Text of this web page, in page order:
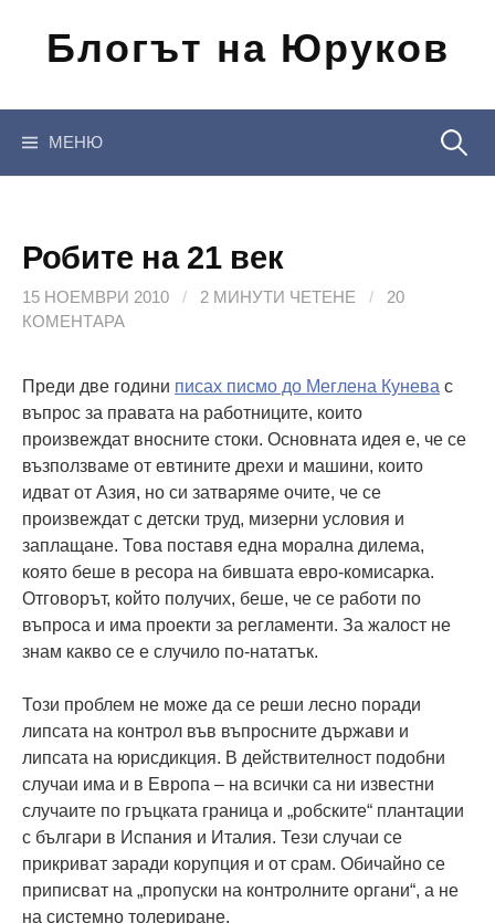
съдържанието
Блогът на Юруков
МЕНЮ
Робите на 21 век
15 НОЕМВРИ 2010 / 2 МИНУТИ ЧЕТЕНЕ /
20
КОМЕНТАРА
Преди две години писах писмо до Меглена Кунева с
въпрос за правата на работниците, които
произвеждат вносните стоки. Основната идея е, че се
възползваме от евтините дрехи и машини, които
идват от Азия, но си затваряме очите, че се
произвеждат с детски труд, мизерни условия и
заплащане. Това поставя една морална дилема,
която беше в ресора на бившата евро-комисарка.
Отговорът, който получих, беше, че се работи по
въпроса и има проекти за регламенти. За жалост не
знам какво се е случило по-нататък.
Този проблем не може да се реши лесно поради
липсата на контрол във въпросните държави и
липсата на юрисдикция. В действителност подобни
случаи има и в Европа – на всички са ни известни
случаите по гръцката граница и „робските“ плантации
с българи в Испания и Италия. Тези случаи се
прикриват заради корупция и от срам. Обичайно се
приписват на „пропуски на контролните органи“, а не
на системно толериране.